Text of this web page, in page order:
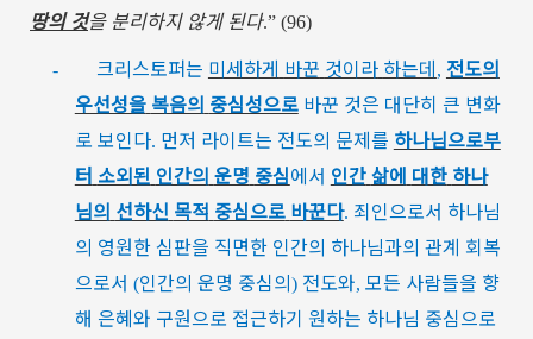
땅의 것을 분리하지 않게 된다.” (96)
- 크리스토퍼는 미세하게 바꾼 것이라 하는데, 전도의
우선성을 복음의 중심성으로 바꾼 것은 대단히 큰 변화
로 보인다. 먼저 라이트는 전도의 문제를 하나님으로부
터 소외된 인간의 운명 중심에서 인간삶에 대한 하나
님의 선하신 목적 중심으로 바꾼다. 죄인으로서 하나님
의 영원한심판을 직면한 인간의 하나님과의 관계 회복
으로서 (인간의 운명 중심의) 전도와, 모든 사람들을 향
해 은혜와 구원으로 접근하기 원하는 하나님 중심으로